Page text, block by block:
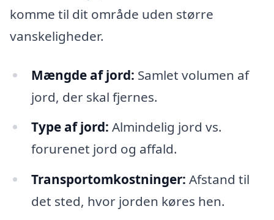
komme til dit område uden større
vanskeligheder.
Mængde af jord: Samlet volumen af
jord, der skal fjernes.
Type af jord: Almindelig jord vs.
forurenet jord og affald.
Transportomkostninger: Afstand til
det sted, hvor jorden køres hen.